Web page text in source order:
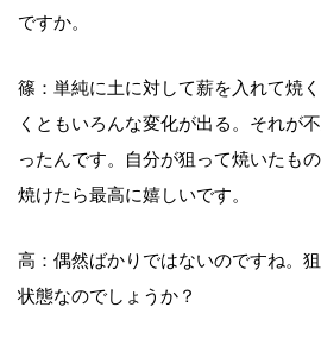
ですか。
篠：単純に土に対して薪を入れて焼
くともいろんな変化が出る。それが
ったんです。自分が狙って焼いたも
焼けたら最高に嬉しいです。
高：偶然ばかりではないのですね。
状態なのでしょうか？